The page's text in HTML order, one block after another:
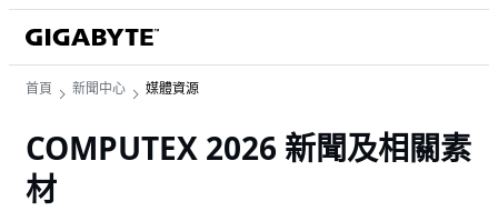
首頁 新聞中心 媒體資源
COMPUTEX 2026 新聞及相關素
材